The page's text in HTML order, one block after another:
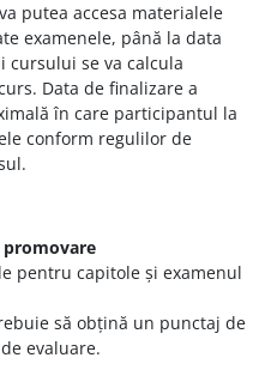
putea accesa materialele
examenele, până la data
se va calcula
Data de finalizare a
în care participantul la
conform regulilor de
promovare
pentru capitole și examenul
să obțină un punctaj de
evaluare.